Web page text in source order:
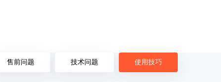
售前问题 技术问题 使用技巧